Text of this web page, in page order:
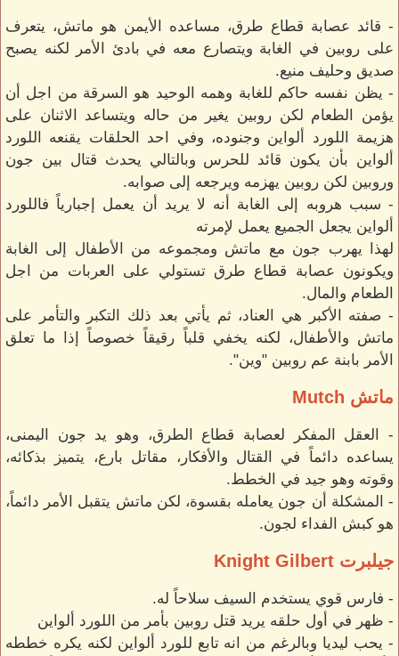
- قائد عصابة قطاع طرق، مساعده الأيمن هو ماتش، يتعرف
على روبين في الغابة ويتصارع معه في بادئ الأمر لكنه يصبح
صديق وحليف منيع.
- يظن نفسه حاكم للغابة وهمه الوحيد هو السرقة من اجل أن
يؤمن الطعام لكن روبين يغير من حاله ويتساعد الاثنان على
هزيمة اللورد ألواين وجنوده، وفي احد الحلقات يقنعه اللورد
ألواين بأن يكون قائد للحرس وبالتالي يحدث قتال بين جون
وروبين لكن روبين يهزمه ويرجعه إلى صوابه.
- سبب هروبه إلى الغابة أنه لا يريد أن يعمل إجبارياً فاللورد
ألواين يجعل الجميع يعمل لإمرته
لهذا يهرب جون مع ماتش ومجموعه من الأطفال إلى الغابة
ويكونون عصابة قطاع طرق تستولي على العربات من اجل
الطعام والمال.
- صفته الأكبر هي العناد، ثم يأتي بعد ذلك التكبر والتأمر على
ماتش والأطفال، لكنه يخفي قلباً رقيقاً خصوصاً إذا ما تعلق
الأمر بابنة عم روبين "وين".
ماتش Mutch
- العقل المفكر لعصابة قطاع الطرق، وهو يد جون اليمنى،
يساعده دائماً في القتال والأفكار، مقاتل بارع، يتميز بذكائه،
وقوته وهو جيد في الخطط.
- المشكلة أن جون يعامله بقسوة، لكن ماتش يتقبل الأمر دائماً،
هو كبش الفداء لجون.
جيلبرت Knight Gilbert
- فارس قوي يستخدم السيف سلاحاً له.
- ظهر في أول حلقه يريد قتل روبين بأمر من اللورد ألواين
- يحب ليديا وبالرغم من انه تابع للورد ألواين لكنه يكره خططه